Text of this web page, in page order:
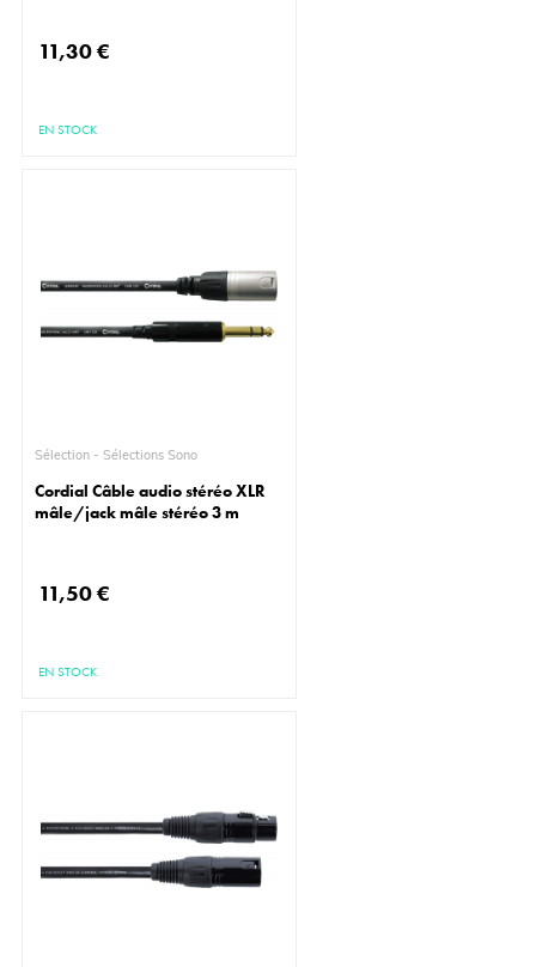
11,30 €
EN STOCK
Sélection - Sélections Sono
Cordial Câble audio stéréo XLR
mâle/jack mâle stéréo 3 m
11,50 €
EN STOCK